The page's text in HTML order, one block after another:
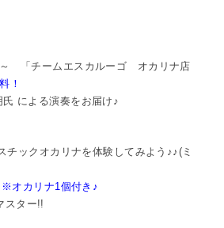
「チームエスカルーゴ オカリナ店
！
による演奏をお届け♪
ックオカリナを体験してみよう♪♪(ミ
オカリナ1個付き♪
スター!!